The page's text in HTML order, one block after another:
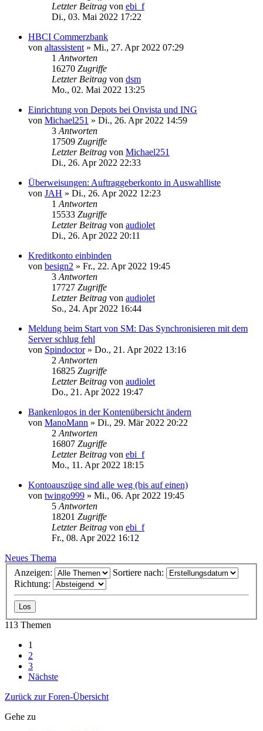
Letzter Beitrag von ebi_f
Di., 03. Mai 2022 17:22
HBCI Commerzbank
von altassistent » Mi., 27. Apr 2022 07:29
1 Antworten
16270 Zugriffe
Letzter Beitrag von dsm
Mo., 02. Mai 2022 13:25
Einrichtung von Depots bei Onvista und ING
von Michael251 » Di., 26. Apr 2022 14:59
3 Antworten
17509 Zugriffe
Letzter Beitrag von Michael251
Di., 26. Apr 2022 22:33
Überweisungen: Auftraggeberkonto in Auswahlliste
von JAH » Di., 26. Apr 2022 12:23
1 Antworten
15533 Zugriffe
Letzter Beitrag von audiolet
Di., 26. Apr 2022 20:11
Kreditkonto einbinden
von besign2 » Fr., 22. Apr 2022 19:45
3 Antworten
17727 Zugriffe
Letzter Beitrag von audiolet
So., 24. Apr 2022 16:44
Meldung beim Start von SM: Das Synchronisieren mit dem
Server schlug fehl
von Spindoctor» Do., 21. Apr 2022 13:16
2 Antworten
16825 Zugriffe
Letzter Beitrag von audiolet
Do., 21. Apr 2022 19:47
Bankenlogos in der Kontenübersicht ändern
von ManoMann » Di., 29. Mär 2022 20:22
2 Antworten
16807 Zugriffe
Letzter Beitrag von ebi_f
Mo., 11. Apr 2022 18:15
Kontoauszüge sind alle weg (bis auf einen)
von twingo999 » Mi., 06. Apr 2022 19:45
5 Antworten
18201 Zugriffe
Letzter Beitrag von ebi_f
Fr., 08. Apr 2022 16:12
Neues Thema
Anzeigen:
Sortiere nach:
Richtung:
113 Themen
1
2
3
Nächste
Zurück zur Foren-Übersicht
Gehe zu